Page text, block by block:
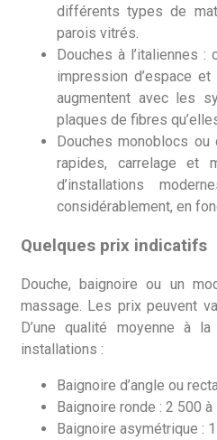
différents types de
parois vitrés.
Douches à l’italiennes
impression d’espace
augmentent avec les
plaques de fibres
Douches monoblocs
rapides, carrelage et
d’installations
considérablement, en
Quelques prix indicatifs
Douche, baignoire ou un
massage. Les prix peuvent
D’une qualité moyenne à
installations :
Baignoire d’angle ou
Baignoire ronde : 2 500 à
Baignoire asymétrique :